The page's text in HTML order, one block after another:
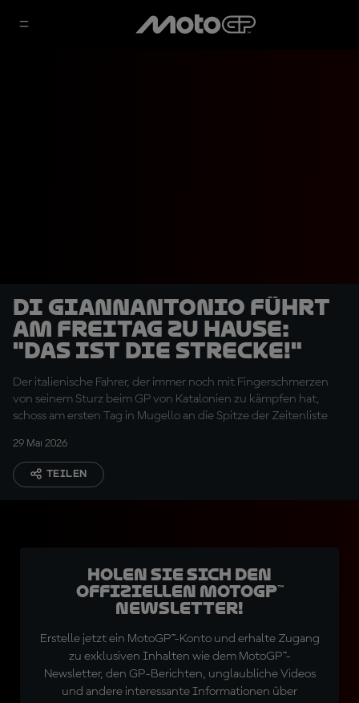
Di Giannantonio führt
am Freitag zu Hause:
"Das ist DIE Strecke!"
Der italienische Fahrer, der immer noch mit Fingerschmerzen
von seinem Sturz beim GP von Katalonien zu kämpfen hat,
schoss am ersten Tag in Mugello an die Spitze der Zeitenliste
29 Mai 2026
TEILEN
Holen Sie sich den
offiziellen MotoGP™
Newsletter!
Erstelle jetzt ein MotoGP™-Konto und erhalte Zugang
zu exklusiven Inhalten wie dem MotoGP™-
Newsletter, den GP-Berichten, unglaubliche Videos
und andere interessante Informationen über